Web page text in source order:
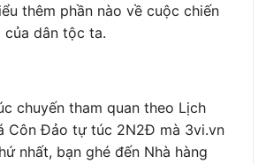
thêm phần nào về cuộc chiến
của dân tộc ta.
chuyến tham quan theo Lịch
Côn Đảo tự túc 2N2Đ mà 3vi.vn
nhất, bạn ghé đến Nhà hàng